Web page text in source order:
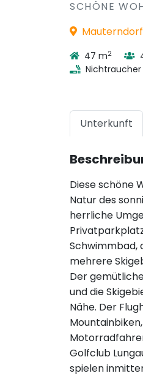
SCHÖNE
47 m2
Nichtraucher
Unterkunft
Diese schöne
Natur des
herrliche
Schwimmbad,
mehrere
Der
und die
Nähe. Der
Golfclub
spielen